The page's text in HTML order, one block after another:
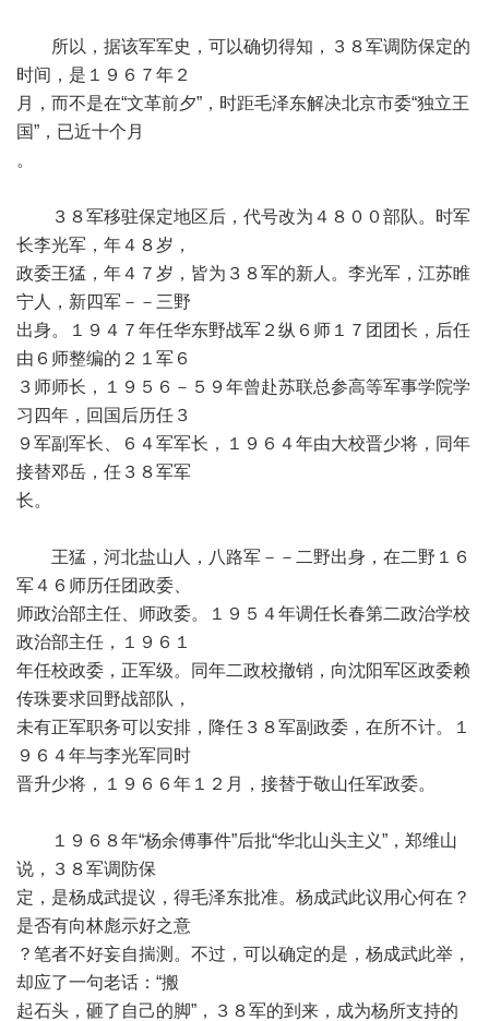
所以，据该军军史，可以确切得知，３８军调防保定的
时间，是１９６７年２
月，而不是在“文革前夕”，时距毛泽东解决北京市委“独立王
国”，已近十个月
。
３８军移驻保定地区后，代号改为４８００部队。时军
长李光军，年４８岁，
政委王猛，年４７岁，皆为３８军的新人。李光军，江苏睢
宁人，新四军－－三野
出身。１９４７年任华东野战军２纵６师１７团团长，后任
由６师整编的２１军６
３师师长，１９５６－５９年曾赴苏联总参高等军事学院学
习四年，回国后历任３
９军副军长、６４军军长，１９６４年由大校晋少将，同年
接替邓岳，任３８军军
长。
王猛，河北盐山人，八路军－－二野出身，在二野１６
军４６师历任团政委、
师政治部主任、师政委。１９５４年调任长春第二政治学校
政治部主任，１９６１
年任校政委，正军级。同年二政校撤销，向沈阳军区政委赖
传珠要求回野战部队，
未有正军职务可以安排，降任３８军副政委，在所不计。１
９６４年与李光军同时
晋升少将，１９６６年１２月，接替于敬山任军政委。
１９６８年“杨余傅事件”后批“华北山头主义”，郑维山
说，３８军调防保
定，是杨成武提议，得毛泽东批准。杨成武此议用心何在？
是否有向林彪示好之意
？笔者不好妄自揣测。不过，可以确定的是，杨成武此举，
却应了一句老话：“搬
起石头，砸了自己的脚”，３８军的到来，成为杨所支持的